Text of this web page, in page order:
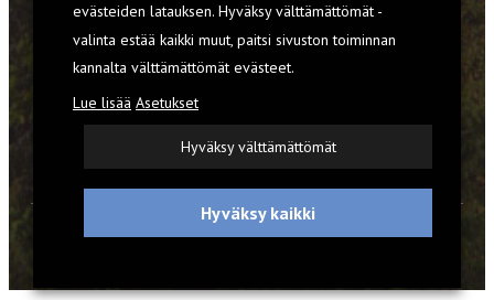
TILAA RETKI-LEHTI
YHTEYSTIEDOT
REKISTERISELOSTE
EVÄSTEET
evästeiden latauksen. Hyväksy välttämättömät -
valinta estää kaikki muut, paitsi sivuston toiminnan
kannalta välttämättömät evästeet.
Lue lisää Asetukset
Hyväksy välttämättömät
Hyväksy kaikki